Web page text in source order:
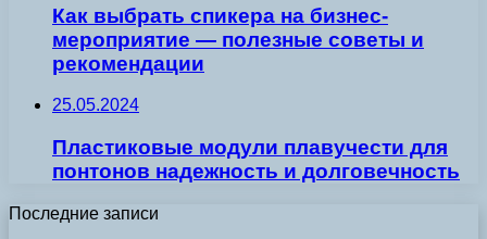
Как выбрать спикера на бизнес-
мероприятие — полезные советы и
рекомендации
25.05.2024
Пластиковые модули плавучести для
понтонов надежность и долговечность
Последние записи